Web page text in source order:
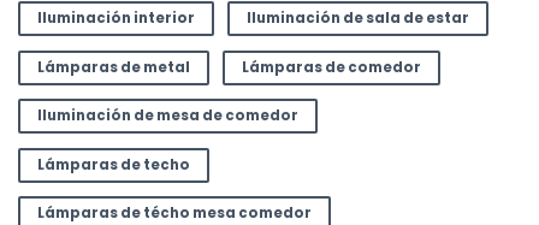
Iluminación interior Iluminación de sala de estar
Lámparas de metal Lámparas de comedor
Iluminación de mesa de comedor
Lámparas de techo
Lámparas de técho mesa comedor